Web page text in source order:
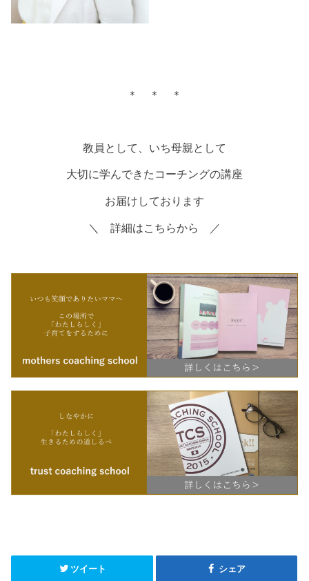
＊ ＊ ＊
教員として、いち母親として
大切に学んできたコーチングの講座
お届けしております
＼ 詳細はこちらから ／
ツイート シェア